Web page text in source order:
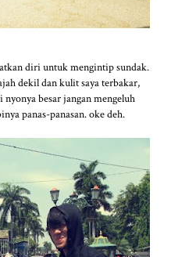
diri untuk mengintip sundak.
dekil dan kulit saya terbakar,
besar jangan mengeluh
panas-panasan. oke deh.